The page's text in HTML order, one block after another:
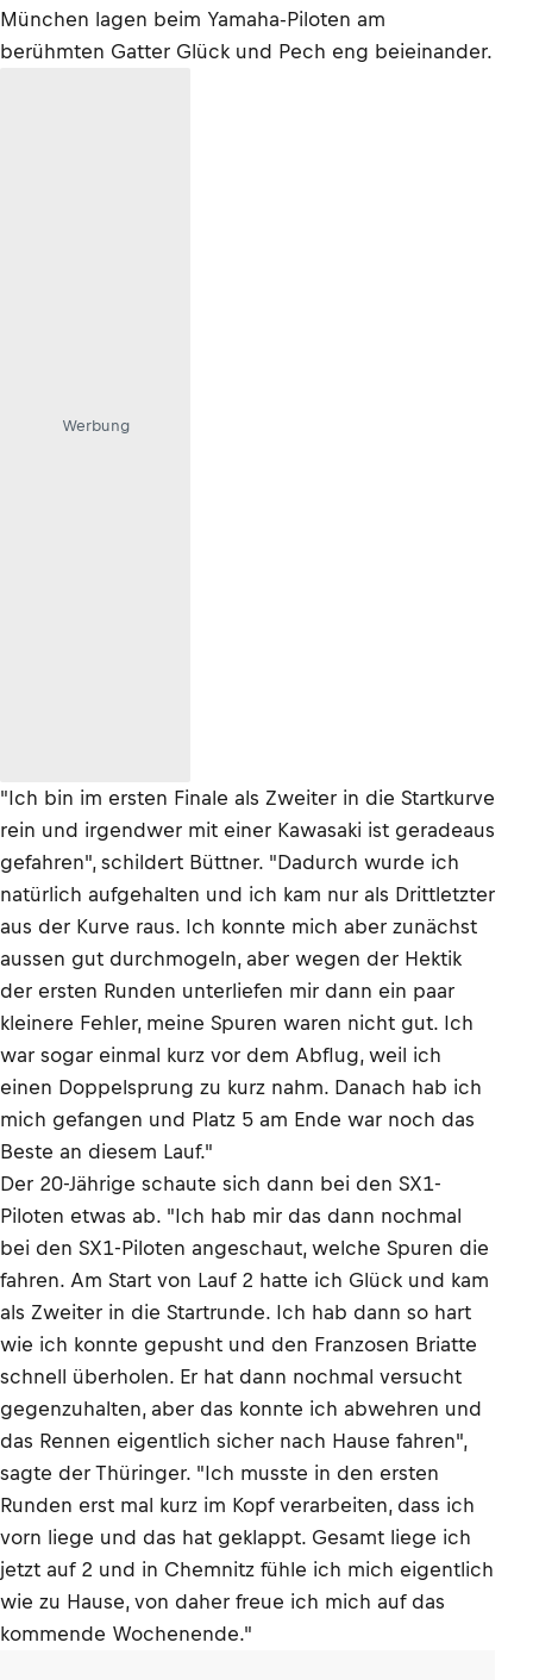
München lagen beim Yamaha-Piloten am
berühmten Gatter Glück und Pech eng beieinander.
Werbung
"Ich bin im ersten Finale als Zweiter in die Startkurve
rein und irgendwer mit einer Kawasaki ist geradeaus
gefahren", schildert Büttner. "Dadurch wurde ich
natürlich aufgehalten und ich kam nur als Drittletzter
aus der Kurve raus. Ich konnte mich aber zunächst
aussen gut durchmogeln, aber wegen der Hektik
der ersten Runden unterliefen mir dann ein paar
kleinere Fehler, meine Spuren waren nicht gut. Ich
war sogar einmal kurz vor dem Abflug, weil ich
einen Doppelsprung zu kurz nahm. Danach hab ich
mich gefangen und Platz 5 am Ende war noch das
Beste an diesem Lauf."
Der 20-Jährige schaute sich dann bei den SX1-
Piloten etwas ab. "Ich hab mir das dann nochmal
bei den SX1-Piloten angeschaut, welche Spuren die
fahren. Am Start von Lauf 2 hatte ich Glück und kam
als Zweiter in die Startrunde. Ich hab dann so hart
wie ich konnte gepusht und den Franzosen Briatte
schnell überholen. Er hat dann nochmal versucht
gegenzuhalten, aber das konnte ich abwehren und
das Rennen eigentlich sicher nach Hause fahren",
sagte der Thüringer. "Ich musste in den ersten
Runden erst mal kurz im Kopf verarbeiten, dass ich
vorn liege und das hat geklappt. Gesamt liege ich
jetzt auf 2 und in Chemnitz fühle ich mich eigentlich
wie zu Hause, von daher freue ich mich auf das
kommende Wochenende."